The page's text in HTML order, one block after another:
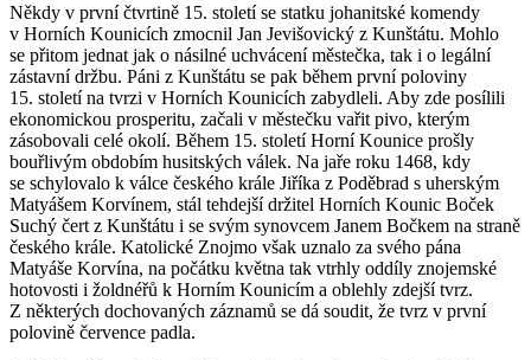
Někdy v první čtvrtině 15. století se statku johanitské komendy
v Horních Kounicích zmocnil Jan Jevišovický z Kunštátu. Mohlo
se přitom jednat jak o násilné uchvácení městečka, tak i o legální
zástavní držbu. Páni z Kunštátu se pak během první poloviny
15. století na tvrzi v Horních Kounicích zabydleli. Aby zde posílili
ekonomickou prosperitu, začali v městečku vařit pivo, kterým
zásobovali celé okolí. Během 15. století Horní Kounice prošly
bouřlivým obdobím husitských válek. Na jaře roku 1468, kdy
se schylovalo k válce českého krále Jiříka z Poděbrad s uherským
Matyášem Korvínem, stál tehdejší držitel Horních Kounic Boček
Suchý čert z Kunštátu i se svým synovcem Janem Bočkem na straně
českého krále. Katolické Znojmo však uznalo za svého pána
Matyáše Korvína, na počátku května tak vtrhly oddíly znojemské
hotovosti i žoldnéřů k Horním Kounicím a oblehly zdejší tvrz.
Z některých dochovaných záznamů se dá soudit, že tvrz v první
polovině července padla.